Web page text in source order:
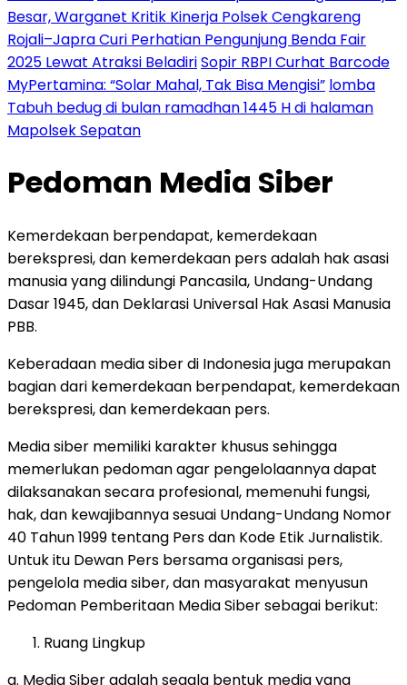
Besar, Warganet Kritik Kinerja Polsek Cengkareng
Rojali–Japra Curi Perhatian Pengunjung Benda Fair
2025 Lewat Atraksi BeladiriSopir RBPI Curhat Barcode
MyPertamina: “Solar Mahal, Tak Bisa Mengisi” lomba
Tabuh bedug di bulan ramadhan 1445 H di halaman
Mapolsek Sepatan
Pedoman Media Siber
Kemerdekaan berpendapat, kemerdekaan
berekspresi, dan kemerdekaan pers adalah hak asasi
manusia yang dilindungi Pancasila, Undang-Undang
Dasar 1945, dan Deklarasi Universal Hak Asasi Manusia
PBB.
Keberadaan media siber di Indonesia juga merupakan
bagian dari kemerdekaan berpendapat, kemerdekaan
berekspresi, dan kemerdekaan pers.
Media siber memiliki karakter khusus sehingga
memerlukan pedoman agar pengelolaannya dapat
dilaksanakan secara profesional, memenuhi fungsi,
hak, dan kewajibannya sesuai Undang-Undang Nomor
40 Tahun 1999 tentang Pers dan Kode Etik Jurnalistik.
Untuk itu Dewan Pers bersama organisasi pers,
pengelola media siber, dan masyarakat menyusun
Pedoman Pemberitaan Media Siber sebagai berikut:
Ruang Lingkup
a. Media Siber adalah segala bentuk media yang